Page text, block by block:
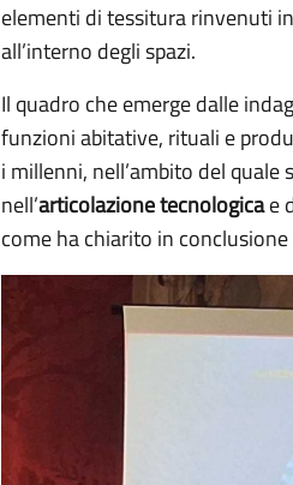
elementi di tessitura rinvenuti
all’interno degli spazi.
Il quadro che emerge dalle
funzioni abitative, rituali e
i millenni, nell’ambito del
nell’articolazione tecnologicae
come ha chiarito in conclusione